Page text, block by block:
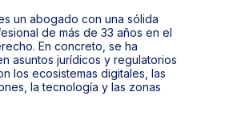
un abogado con una sólida
de más de 33 años en el
En concreto, se ha
asuntos jurídicos y regulatorios
los ecosistemas digitales, las
la tecnología y las zonas